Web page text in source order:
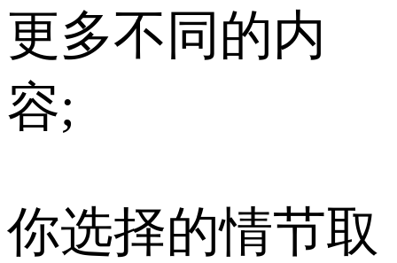
更多不同的内
容;
你选择的情节取